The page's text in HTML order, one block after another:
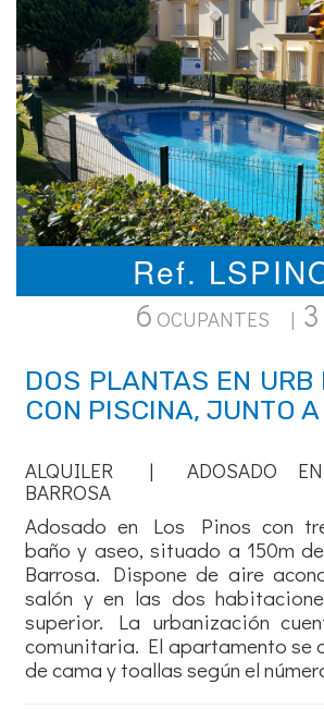
Ref.
6 OCUPANTES | 3
DOS PLANTAS EN URB
CON PISCINA, JUNTO
ALQUILER | ADOSADO EN
BARROSA
Adosado en Los Pinos con
baño y aseo, situado a 150m
Barrosa. Dispone de aire
salón y en las dos
superior. La urbanización
comunitaria. El apartamento se
de cama y toallas según el